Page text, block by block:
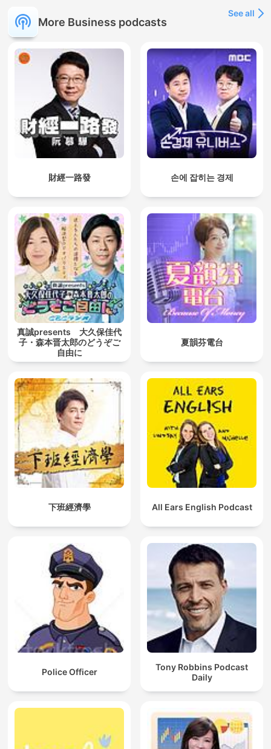
More Business podcasts
See all
財經一路發 손에 잡히는 경제
真誠presents 大久保佳代
子・森本晋太郎のどうぞご
自由に
夏韻芬電台
下班經濟學 All Ears English Podcast
Police Officer
Tony Robbins Podcast
Daily